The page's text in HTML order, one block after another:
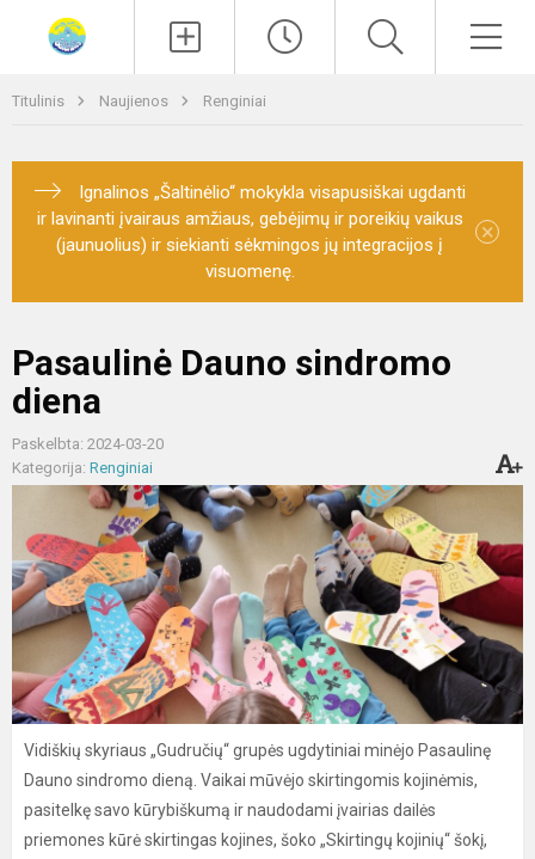
Titulinis Naujienos Renginiai
Ignalinos „Šaltinėlio“ mokykla visapusiškai ugdanti
ir lavinanti įvairaus amžiaus, gebėjimų ir poreikių vaikus
(jaunuolius) ir siekianti sėkmingos jų integracijos į
visuomenę.
×
Pasaulinė Dauno sindromo
diena
Paskelbta: 2024-03-20
Kategorija: Renginiai
Vidiškių skyriaus „Gudručių“ grupės ugdytiniai minėjo Pasaulinę
Dauno sindromo dieną. Vaikai mūvėjo skirtingomis kojinėmis,
pasitelkę savo kūrybiškumą ir naudodami įvairias dailės
priemones kūrė skirtingas kojines, šoko „Skirtingų kojinių“ šokį,